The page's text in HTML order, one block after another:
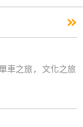
»
車之旅, 文化之旅